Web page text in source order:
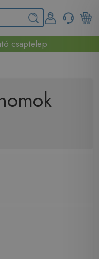
csaptelep